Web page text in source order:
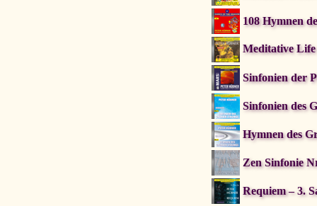
108 Hymnen
Meditative
Sinfonien der
Sinfonien des
Hymnen des
Zen Sinfonie
Requiem – 3.